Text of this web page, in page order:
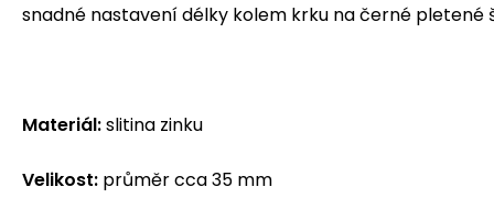
snadné nastavení délky kolem krku na černé pletené
Materiál:slitina zinku
Velikost: průměr cca 35 mm